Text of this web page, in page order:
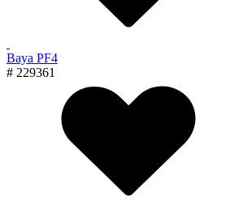
Baya PF4
# 229361